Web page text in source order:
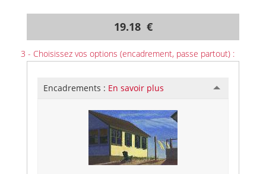
19.18 €
3 - Choisissez vos options (encadrement, passe partout) :
Encadrements : En savoir plus